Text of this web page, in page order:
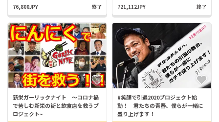
76,800JPY 終了 721,112JPY 終了
新栄ガーリックナイト ～コロナ禍
で苦しむ新栄の街と飲食店を救うプ
ロジェクト~
#笑顔で引退2020プロジェクト始
動！ 君たちの青春、僕らが一緒に
盛り上げます！